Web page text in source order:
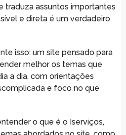
traduza assuntos importantes
e direta é um verdadeiro
isso: um site pensado para
melhor os temas que
a dia, com orientações
e foco no que
o que é o Iserviços,